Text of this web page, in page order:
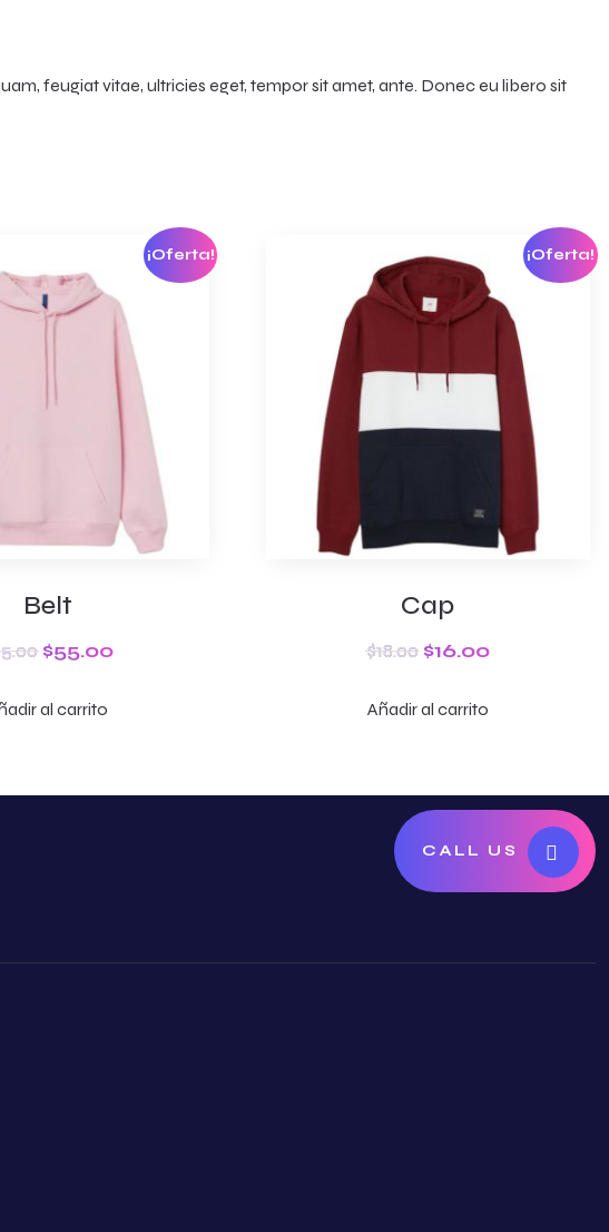
feugiat vitae, ultricies eget, tempor sit amet, ante. Donec eu libero sit
¡Oferta!
Belt
$55.00
al carrito
¡Oferta!
Cap
$18.00$16.00
Añadir al carrito
CALL US